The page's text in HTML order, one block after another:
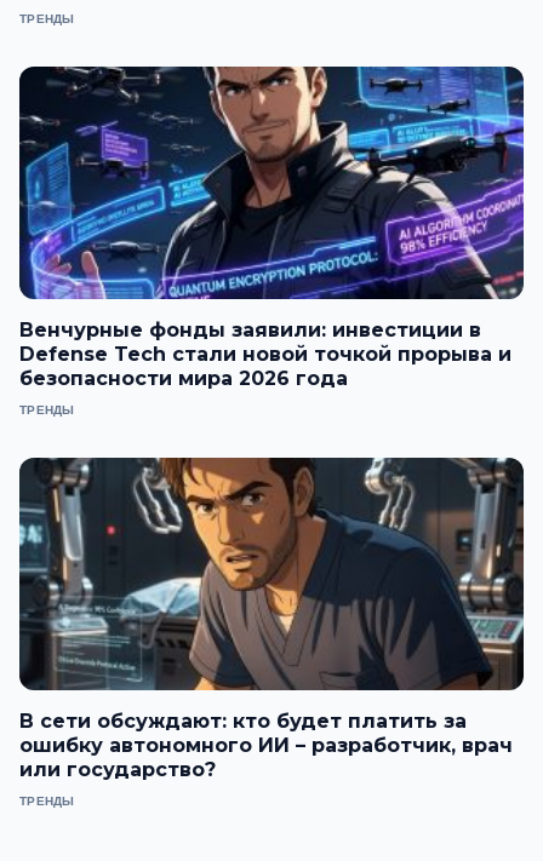
ТРЕНДЫ
Венчурные фонды заявили: инвестиции в
Defense Tech стали новой точкой прорыва и
безопасности мира 2026 года
ТРЕНДЫ
В сети обсуждают: кто будет платить за
ошибку автономного ИИ – разработчик, врач
или государство?
ТРЕНДЫ